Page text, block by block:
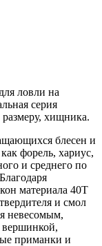
ловли на
серия
размеру, хищника.
блесен и
форель, хариус,
и среднего по
материала 40Т
и смол
невесомым,
вершинкой,
приманки и